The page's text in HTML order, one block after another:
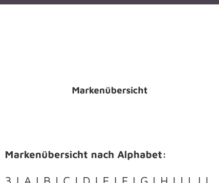
Markenübersicht
Markenübersicht nach Alphabet: